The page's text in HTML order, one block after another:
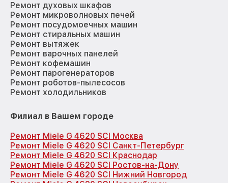
Ремонт духовых шкафов
Ремонт микроволновых печей
Ремонт посудомоечных машин
Ремонт стиральных машин
Ремонт вытяжек
Ремонт варочных панелей
Ремонт кофемашин
Ремонт парогенераторов
Ремонт роботов-пылесосов
Ремонт холодильников
Филиал в Вашем городе
Ремонт Miele G 4620 SCI Москва
Ремонт Miele G 4620 SCI Санкт-Петербург
Ремонт Miele G 4620 SCI Краснодар
Ремонт Miele G 4620 SCI Ростов-на-Дону
Ремонт Miele G 4620 SCI Нижний Новгород